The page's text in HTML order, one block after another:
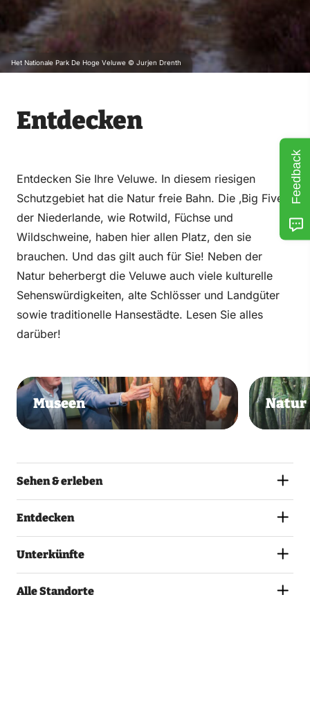
Het Nationale Park De Hoge Veluwe © Jurjen Drenth
Entdecken
Entdecken Sie Ihre Veluwe. In diesem riesigen
Schutzgebiet hat die Natur freie Bahn. Die ‚Big Five‘
der Niederlande, wie Rotwild, Füchse und
Wildschweine, haben hier allen Platz, den sie
brauchen. Und das gilt auch für Sie! Neben der
Natur beherbergt die Veluwe auch viele kulturelle
Sehenswürdigkeiten, alte Schlösser und Landgüter
sowie traditionelle Hansestädte. Lesen Sie alles
darüber!
Museen Natur
Sehen & erleben
Entdecken
Unterkünfte
Alle Standorte
Feedback